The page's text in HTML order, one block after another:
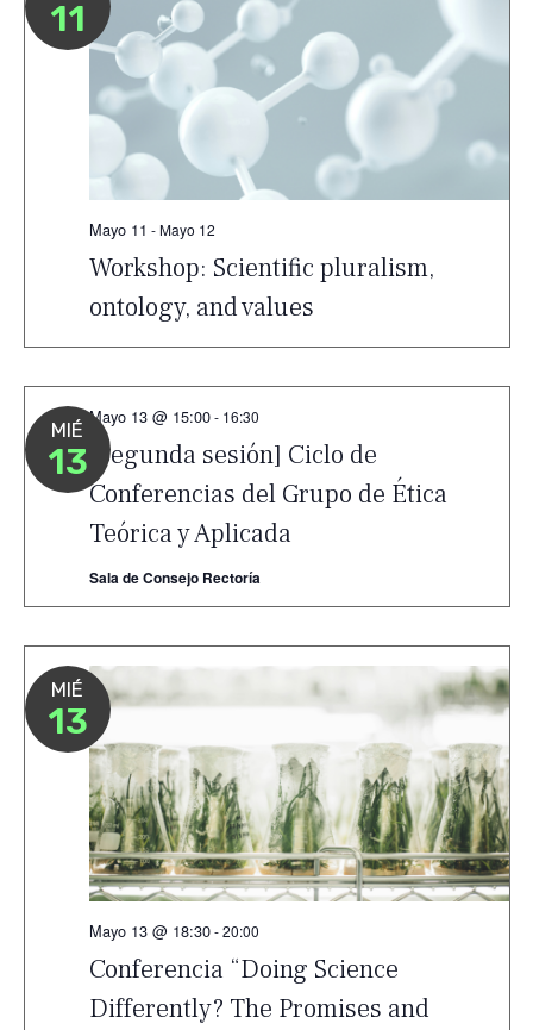
11
Workshop: Scientific pluralism,
ontology, and values
Mayo 11 -Mayo 12
MIÉ
13 [Segunda sesión] Ciclo de
Conferencias del Grupo de Ética
Teórica y Aplicada
Mayo 13 @ 15:00- 16:30
Sala de Consejo Rectoría
MIÉ
13
Conferencia “Doing Science
Differently? The Promises and
Mayo 13 @ 18:30-20:00